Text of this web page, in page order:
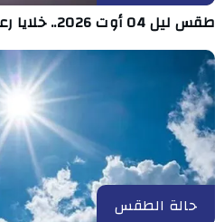
طقس ليل 04 أوت 2026.. خلايا رعدية مصحوبة بأمطار
حالة الطقس